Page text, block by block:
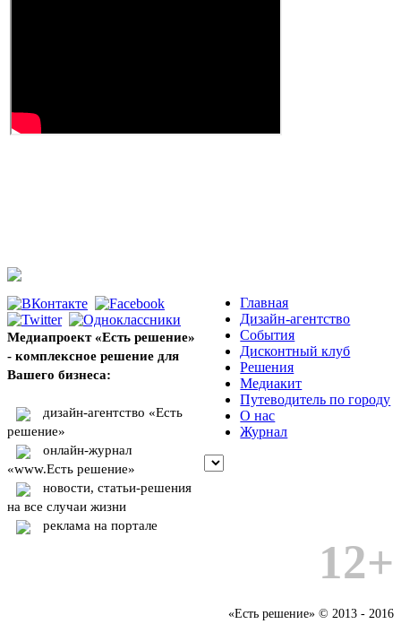
Медиапроект «Есть решение»
- комплексное решение для
Вашего бизнеса:
дизайн-агентство «Есть
решение»
онлайн-журнал
«www.Есть решение»
новости, статьи-решения
на все случаи жизни
реклама на портале
Главная
Дизайн-агентство
События
Дисконтный клуб
Решения
Медиакит
Путеводитель по городу
О нас
Журнал
12+
«Есть решение» © 2013 - 2016